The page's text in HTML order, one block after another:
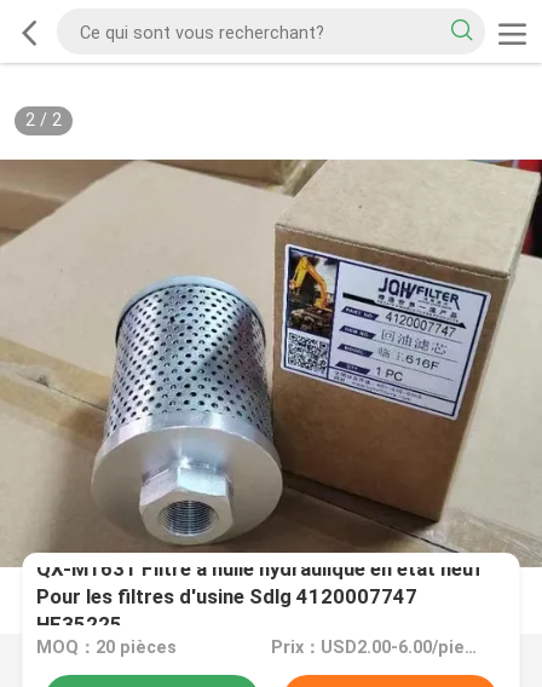
2/ 2
QX-M1631 Filtre à huile hydraulique en état neuf
Pour les filtres d'usine Sdlg 4120007747
HF35225
MOQ：20 pièces Prix：USD2.00-6.00/piece